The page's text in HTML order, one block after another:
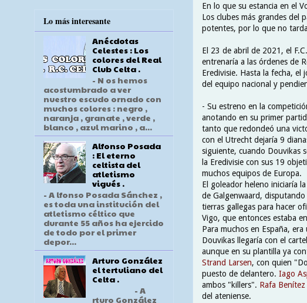
En lo que su estancia en el
Los clubes más grandes del
potentes, por lo que no
El 23 de abril de 2021, el
entrenaría a las órdenes de
Eredivisie. Hasta la fecha, el
del equipo nacional y
- Su estreno en la
anotando en su primer
tanto que redondeó una
con el Utrecht dejaría 9
siguiente, cuando Douvikas
la Eredivisie con sus 19
muchos equipos de Europa.
El goleador heleno iniciaría
de Galgenwaard,
tierras gallegas para hacer
Vigo, que entonces estaba
Para muchos en España,
Douvikas llegaría con el
aunque en su plantilla ya
Strand Larsen, con quien
puesto de delantero. Iago
ambos "killers". Rafa Benítez
del ateniense.
Lo más interesante
Anécdotas
Celestes : Los
colores del Real
Club Celta .
- N os hemos
acostumbrado a ver
nuestro escudo ornado con
muchos colores : negro ,
naranja , granate , verde ,
blanco , azul marino , a...
Alfonso Posada
: El eterno
celtista del
atletismo
vigués .
- A lfonso Posada Sánchez ,
es toda una institución del
atletismo céltico que
durante 55 años ha ejercido
de todo por el primer
depor...
Arturo González
el tertuliano del
Celta .
- A
rturo González